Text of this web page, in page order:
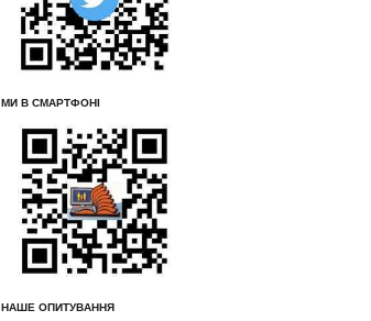
МИ В СМАРТФОНІ
НАШЕ ОПИТУВАННЯ